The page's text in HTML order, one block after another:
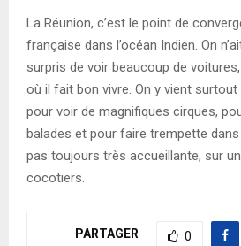
La Réunion, c’est le point de
française dans l’océan Indien. On
surpris de voir beaucoup de
où il fait bon vivre. On y vient
pour voir de magnifiques cirques,
balades et pour faire trempette
pas toujours très accueillante, sur
cocotiers.
PARTAGER 0